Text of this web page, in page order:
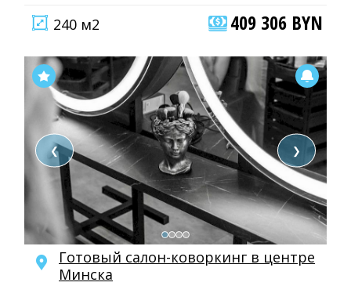
240 м2
409 306 BYN
❮ ❯
Готовый салон-коворкинг в центре
Минска